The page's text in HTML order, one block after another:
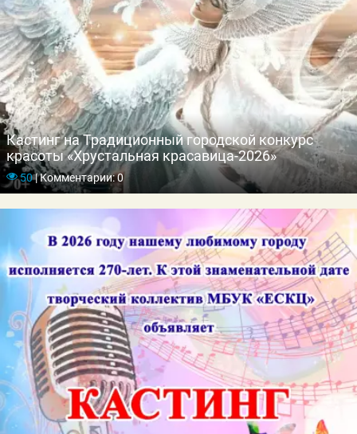
Кастинг на Традиционный городской конкурс
красоты «Хрустальная красавица-2026»
50|Комментарии: 0